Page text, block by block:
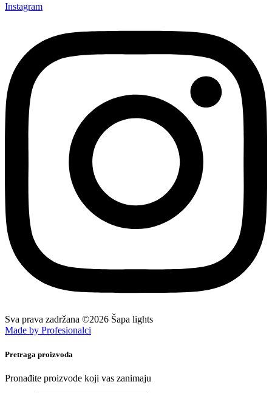
Instagram
Sva prava zadržana ©2026 Šapa lights
Made by Profesionalci
Pretraga proizvoda
Pronađite proizvode koji vas zanimaju